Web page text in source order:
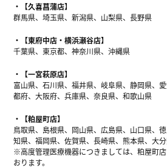
【久喜菖蒲店】
群馬県、埼玉県、新潟県、山梨県、長野県
【東府中店・横浜瀬谷店】
千葉県、東京都、神奈川県、沖縄県
【一宮萩原店】
富山県、石川県、福井県、岐阜県、静岡県、
都府、大阪府、兵庫県、奈良県、和歌山県
【粕屋町店】
鳥取県、島根県、岡山県、広島県、山口県、
知県、福岡県、佐賀県、長崎県、熊本県、大
※高度管理医療機器につきましては、粕屋町
おります。